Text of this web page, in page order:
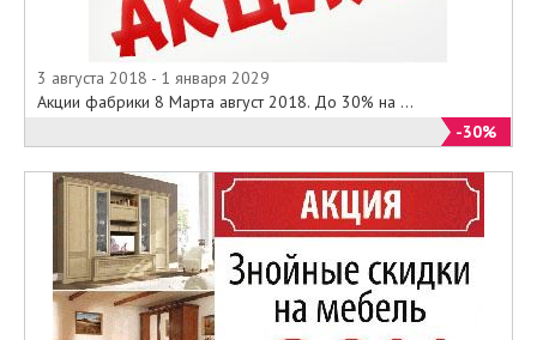
3 августа 2018 - 1 января 2029
Акции фабрики 8 Марта август 2018. До 30% на ...
-30%